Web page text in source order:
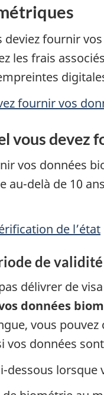
deviez fournir
les frais
fournir vos
vous devez
vos données
au-delà de 10
de l’état
de
délivrer de
données
vous
vos données
dessous